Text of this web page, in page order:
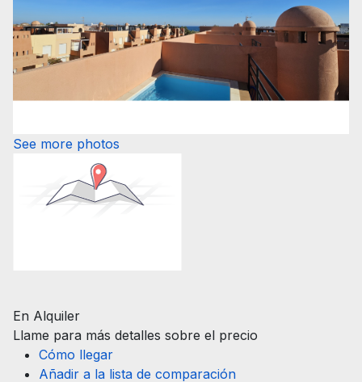
See more photos
En Alquiler
Llame para más detalles sobre el precio
Cómo llegar
Añadir a la lista de comparación